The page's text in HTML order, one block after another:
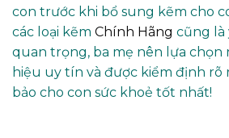
con trước khi bổ sung kẽm cho
các loại kẽm Chính Hãng cũng là
quan trọng, ba mẹ nên lựa
hiệu uy tín và được kiểm định rõ
bảo cho con sức khoẻ tốt nhất!